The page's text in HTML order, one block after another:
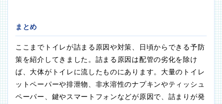
まとめ
ここまでトイレが詰まる原因や対策、日頃からできる予防
策を紹介してきました。詰まる原因は配管の劣化を除け
ば、大体がトイレに流したものにあります。大量のトイレ
ットペーパーや排泄物、非水溶性のナプキンやティッシュ
ペーパー、鍵やスマートフォンなどが原因で、詰まりが発